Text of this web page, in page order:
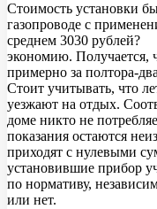
Стоимость установки
газопроводе с
среднем 3030
экономию. Получается,
примерно за полтора-
Стоит учитывать, что
уезжают на отдых.
доме никто не
показания остаются
приходят с нулевыми
установившие прибор
по нормативу,
или нет.